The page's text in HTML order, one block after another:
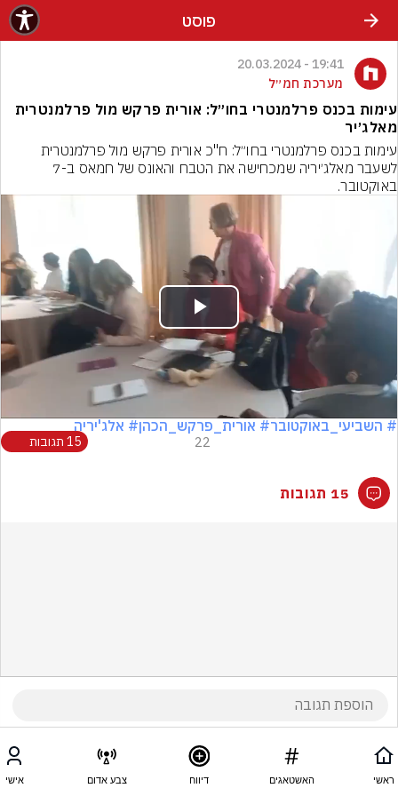
פוסט
19:41 - 20.03.2024
מערכת חמ״ל
עימות בכנס פרלמנטרי בחו״ל: אורית פרקש מול פרלמנטרית
מאלג׳יר
באוקטובר.
Play
Video
# השביעי_באוקטובר# אורית_פרקש_הכהן# אלג'יריה
22 15 תגובות
15 תגובות
ראשי האשטאגים דיווח צבע אדום אישי